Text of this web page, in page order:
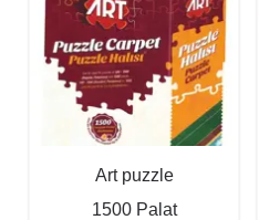
Art puzzle
1500 Palat